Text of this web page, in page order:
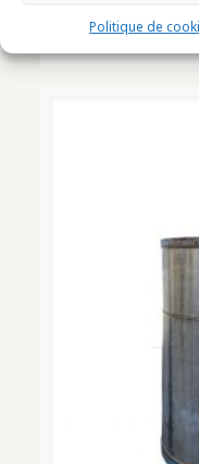
Politique de
15 000